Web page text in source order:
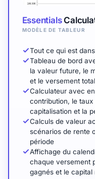
Essentials
MODÈLE DE TABLEUR
Tout ce qui est
Tableau de bord
la valeur future, le
et le versement total
Calculateur avec
contribution, le
capitalisation et la
Calculs de valeur
scénarios de rente
période
Affichage du
chaque versement
gagnés et le capital